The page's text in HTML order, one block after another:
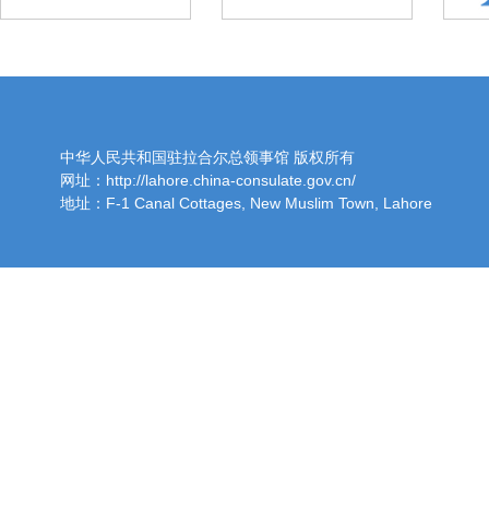
中华人民共和国驻拉合尔总领事馆 版权所有
网址：http://lahore.china-consulate.gov.cn/
地址：F-1 Canal Cottages, New Muslim Town, Lahore